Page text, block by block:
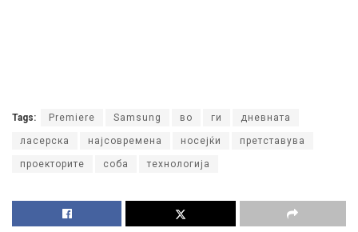
Tags: Premiere Samsung во ги дневната
ласерска најсовремена носејќи претставува
проекторите соба технологија